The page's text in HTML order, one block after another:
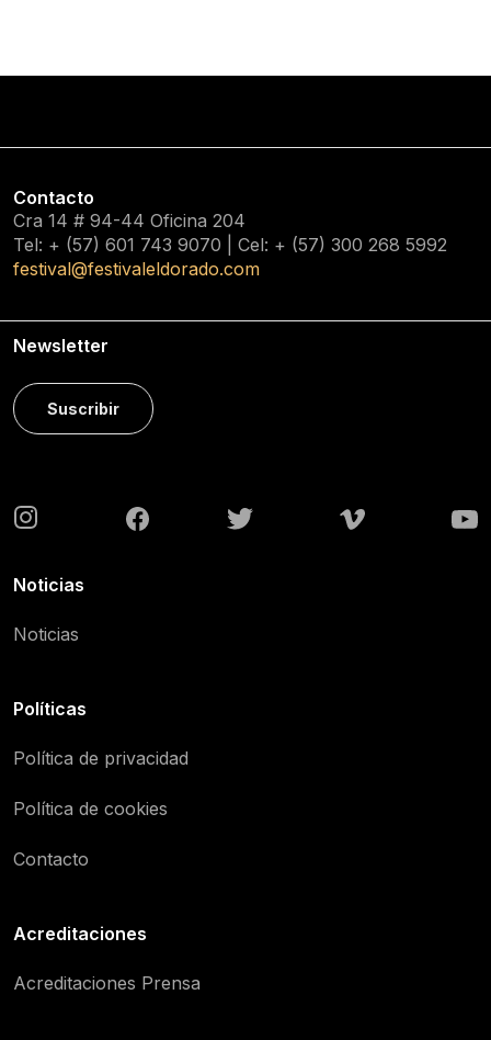
Contacto
Cra 14 # 94-44 Oficina 204
Tel: + (57) 601 743 9070 | Cel: + (57) 300 268 5992
festival@festivaleldorado.com
Newsletter
Suscribir
Noticias
Noticias
Políticas
Política de privacidad
Política de cookies
Contacto
Acreditaciones
Acreditaciones Prensa